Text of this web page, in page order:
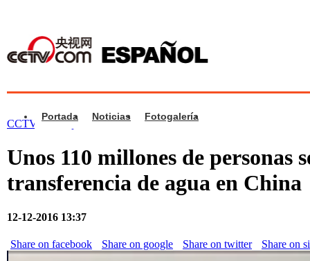
Portada Noticias Fotogalería
CCTV.com Español>Vídeos >China
Unos 110 millones de personas
transferencia de agua en China
12-12-2016 13:37
Share on facebook Share on google Share on twitter Share on